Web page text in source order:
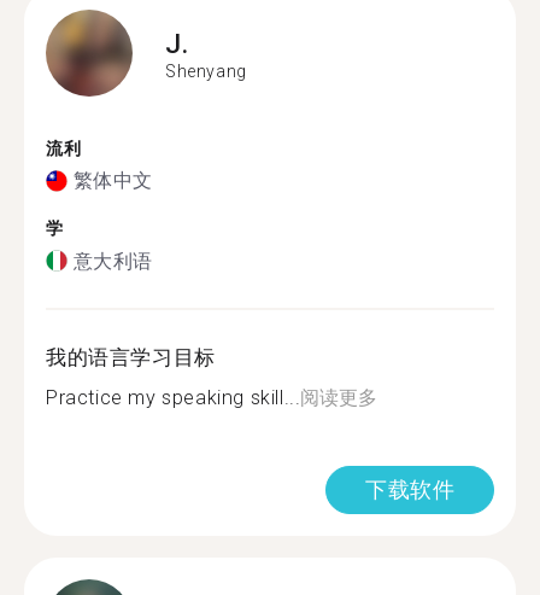
J.
Shenyang
流利
繁体中文
学
意大利语
我的语言学习目标
Practice my speaking skill... 阅读更多
下载软件